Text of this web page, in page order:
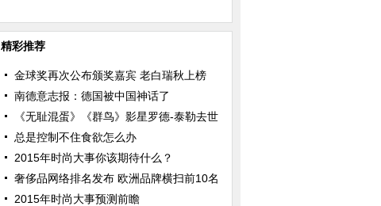
精彩推荐
金球奖再次公布颁奖嘉宾 老白瑞秋上榜
南德意志报：德国被中国神话了
《无耻混蛋》《群鸟》影星罗德-泰勒去世
总是控制不住食欲怎么办
2015年时尚大事你该期待什么？
奢侈品网络排名发布 欧洲品牌横扫前10名
2015年时尚大事预测前瞻